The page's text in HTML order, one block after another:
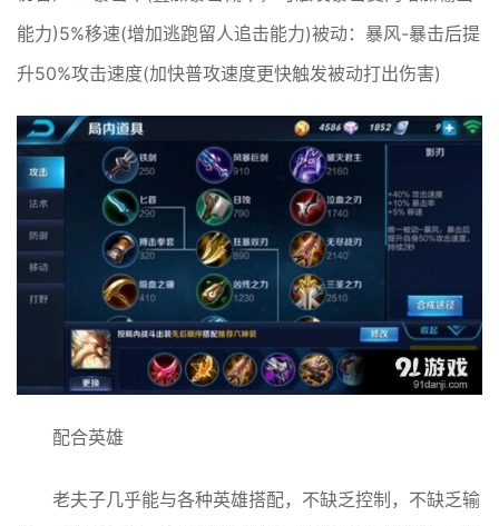
能力)5%移速(增加逃跑留人追击能力)被动：暴风-暴击后提
升50%攻击速度(加快普攻速度更快触发被动打出伤害)
配合英雄
老夫子几乎能与各种英雄搭配，不缺乏控制，不缺乏输